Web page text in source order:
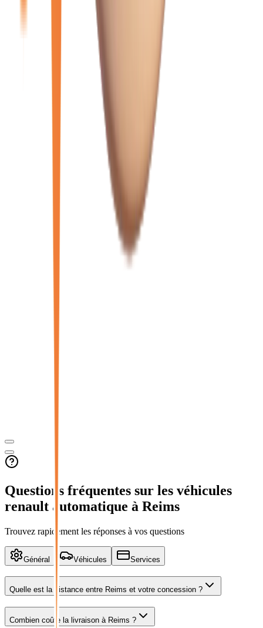
Questions fréquentes sur les véhicules
renault automatique à Reims
Trouvez rapidement les réponses à vos questions
Général Véhicules Services
Quelle est la distance entre Reims et votre concession ?
Combien coûte la livraison à Reims ?